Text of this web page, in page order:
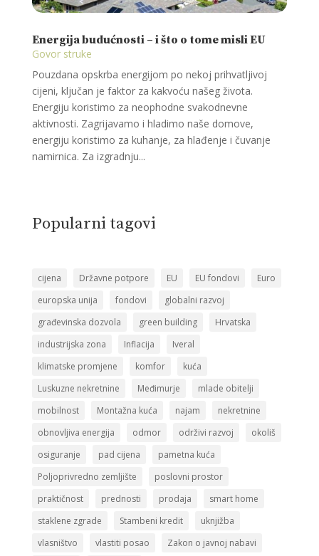
Energija budućnosti – i što o tome misli EU
Govor struke
Pouzdana opskrba energijom po nekoj prihvatljivoj
cijeni, ključan je faktor za kakvoću našeg života.
Energiju koristimo za neophodne svakodnevne
aktivnosti. Zagrijavamo i hladimo naše domove,
energiju koristimo za kuhanje, za hlađenje i čuvanje
namirnica. Za izgradnju...
Popularni tagovi
cijena Državne potpore EU EU fondovi
Euro
europska unija
fondovi
globalni razvoj
građevinska dozvola
green building
Hrvatska
industrijska zona
Inflacija
Iveral
klimatske promjene
komfor
kuća
Luskuzne nekretnine
Međimurje
mlade obitelji
mobilnost
Montažna kuća najam
nekretnine
obnovljiva energija
odmor održivi razvoj
okoliš
osiguranje
pad cijena
pametna kuća
Poljoprivredno zemljište
poslovni prostor
praktičnost
prednosti prodaja
smart home
staklene zgrade
Stambeni kredit
uknjižba
vlasništvo
vlastiti posao
Zakon o javnoj nabavi